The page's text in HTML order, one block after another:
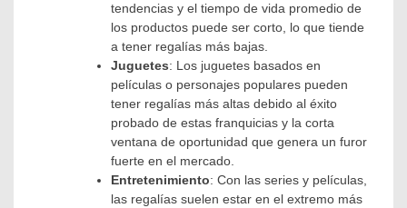
tendencias y el tiempo de vida promedio de
los productos puede ser corto, lo que tiende
a tener regalías más bajas.
Juguetes: Los juguetes basados en
películas o personajes populares pueden
tener regalías más altas debido al éxito
probado de estas franquicias y la corta
ventana de oportunidad que genera un furor
fuerte en el mercado.
Entretenimiento: Con las series y películas,
las regalías suelen estar en el extremo más